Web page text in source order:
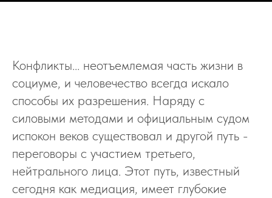
Конфликты... неотъемлемая часть жизни в
социуме, и человечество всегда искало
способы их разрешения. Наряду с
силовыми методами и официальным судом
испокон веков существовал и другой путь -
переговоры с участием третьего,
нейтрального лица. Этот путь, известный
сегодня как медиация, имеет глубокие